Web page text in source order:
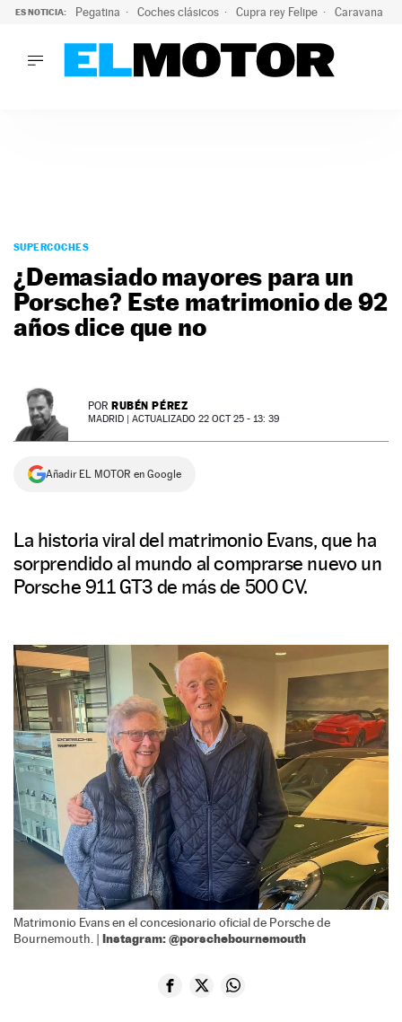
ES NOTICIA: Pegatina Coches clásicos Cupra rey Felipe Caravana
PODCAST
MOTOS
TECNOLOGÍA
SUPERCOCHES
SERVICIOS
NEWSLETTER
SÍGUENOS
SUPERCOCHES
¿Demasiado mayores para un
Porsche? Este matrimonio de 92
años dice que no
POR RUBÉN PÉREZ
MADRID | ACTUALIZADO 22 OCT 25 - 13: 39
Añadir EL MOTOR en Google
La historia viral del matrimonio Evans, que ha
sorprendido al mundo al comprarse nuevo un
Porsche 911 GT3 de más de 500 CV.
Matrimonio Evans en el concesionario oficial de Porsche de
Bournemouth. | Instagram: @porschebournemouth